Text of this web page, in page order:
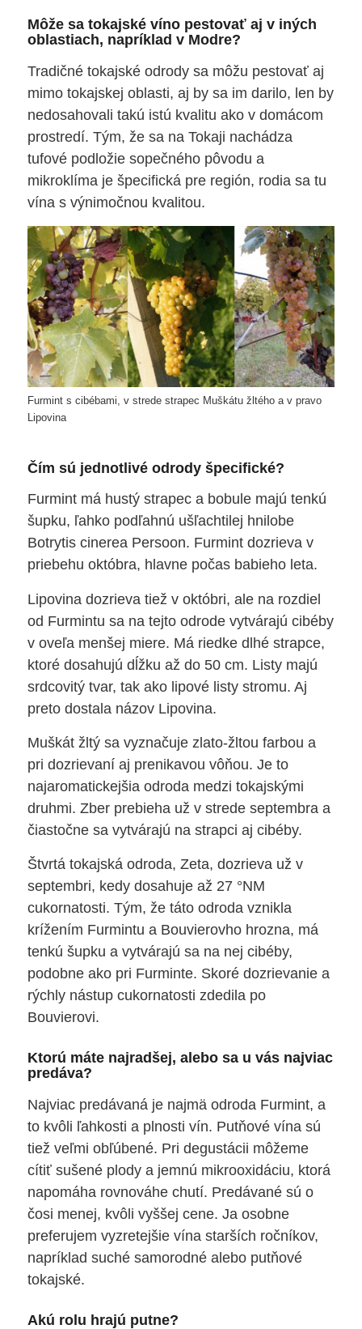
Môže sa tokajské víno pestovať aj v iných
oblastiach, napríklad v Modre?
Tradičné tokajské odrody sa môžu pestovať aj
mimo tokajskej oblasti, aj by sa im darilo, len by
nedosahovali takú istú kvalitu ako v domácom
prostredí. Tým, že sa na Tokaji nachádza
tufové podložie sopečného pôvodu a
mikroklíma je špecifická pre región, rodia sa tu
vína s výnimočnou kvalitou.
Furmint s cibébami, v strede strapec Muškátu žltého a v pravo
Lipovina
Čím sú jednotlivé odrody špecifické?
Furmint má hustý strapec a bobule majú tenkú
šupku, ľahko podľahnú ušľachtilej hnilobe
Botrytis cinerea Persoon. Furmint dozrieva v
priebehu októbra, hlavne počas babieho leta.
Lipovina dozrieva tiež v októbri, ale na rozdiel
od Furmintu sa na tejto odrode vytvárajú cibéby
v oveľa menšej miere. Má riedke dlhé strapce,
ktoré dosahujú dĺžku až do 50 cm. Listy majú
srdcovitý tvar, tak ako lipové listy stromu. Aj
preto dostala názov Lipovina.
Muškát žltý sa vyznačuje zlato-žltou farbou a
pri dozrievaní aj prenikavou vôňou. Je to
najaromatickejšia odroda medzi tokajskými
druhmi. Zber prebieha už v strede septembra a
čiastočne sa vytvárajú na strapci aj cibéby.
Štvrtá tokajská odroda, Zeta, dozrieva už v
septembri, kedy dosahuje až 27 °NM
cukornatosti. Tým, že táto odroda vznikla
krížením Furmintu a Bouvierovho hrozna, má
tenkú šupku a vytvárajú sa na nej cibéby,
podobne ako pri Furminte. Skoré dozrievanie a
rýchly nástup cukornatosti zdedila po
Bouvierovi.
Ktorú máte najradšej, alebo sa u vás najviac
predáva?
Najviac predávaná je najmä odroda Furmint, a
to kvôli ľahkosti a plnosti vín. Putňové vína sú
tiež veľmi obľúbené. Pri degustácii môžeme
cítiť sušené plody a jemnú mikrooxidáciu, ktorá
napomáha rovnováhe chutí. Predávané sú o
čosi menej, kvôli vyššej cene. Ja osobne
preferujem vyzretejšie vína starších ročníkov,
napríklad suché samorodné alebo putňové
tokajské.
Akú rolu hrajú putne?